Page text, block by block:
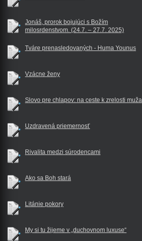
Jonáš, prorok bojujúci s Božím
milosrdenstvom. (24.7. – 27.7. 2025)
Tváre prenasledovaných - Huma Younus
Vzácne ženy
Slovo pre chlapov: na ceste k zrelosti muža
Uzdravená priemernosť
Rivalita medzi súrodencami
Ako sa Boh stará
Litánie pokory
My si tu žijeme v „duchovnom luxuse“